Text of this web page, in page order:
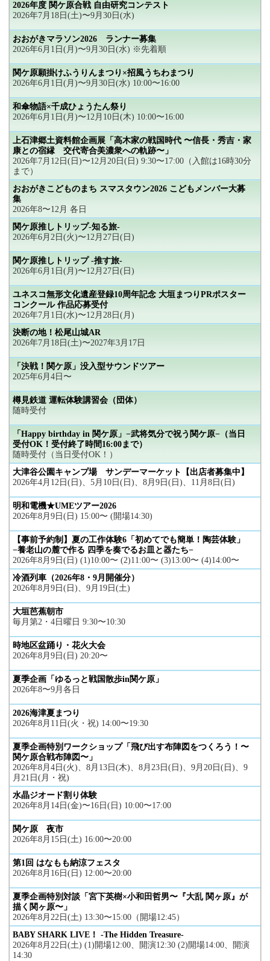
2026年度 関ケ原合戦 自由研究コンテスト
2026年7月18日(土)〜9月30日(水)
おおがきマラソン2026 ランナー募集
2026年6月1日(月)〜9月30日(水) ※先着順
関ケ原願掛けふうりんまつり×招風うちわまつり
2026年6月1日(月)〜9月30日(水) 10:00〜16:00
和傘物語×千成ひょうたん祭り
2026年6月1日(月)〜12月10日(木) 10:00〜16:00
上石津郷土資料館企画展「高木家の戦国時代 〜信長・秀吉・家
康との宿縁 交代寄合美濃衆への軌跡〜」
2026年7月12日(日)〜12月20日(日) 9:30〜17:00（入館は16時30分
まで）
おおがきこどものまち スマスタウン2026 こどもメンバー大募
集
2026年8〜12月 各日
関ケ原推しトリップ-知る旅-
2026年6月2日(火)〜12月27日(日)
関ケ原推しトリップ -推す旅-
2026年6月1日(月)〜12月27日(日)
ユネスコ無形文化遺産登録10周年記念 大垣まつりPRポスター
コンクール 作品応募受付
2026年7月1日(水)〜12月28日(月)
決断の地！松尾山城AR
2026年7月18日(土)〜2027年3月17日
「決戦！関ケ原」没入型サウンドツアー
2025年6月4日〜
樽見鉄道 運転体験講習会（団体）
随時受付
「Happy birthday in 関ケ原」−武将気分で祝う関ケ原−（当日
受付OK！受付終了時間16:00まで）
随時受付（当日受付OK！）
大津谷公園キャンプ場 サンデーマーケット【出店者募集中】
2026年4月12日(日)、5月10日(日)、8月9日(日)、11月8日(日)
明和電機★UMEツアー2026
2026年8月9日(日) 15:00〜 (開場14:30)
【事前予約制】夏の工作体験6「初めてでも簡単！陶芸体験」
−養老山の麓で作る 四季を奏でるお皿と器たち−
2026年8月9日(日) (1)10:00〜 (2)11:00〜 (3)13:00〜 (4)14:00〜
冷酒列車（2026年8・9月開催分）
2026年8月9日(日)、9月19日(土)
大垣芭蕉朝市
毎月第2・4日曜日 9:30〜10:30
時地区盆踊り・花火大会
2026年8月9日(日) 20:20〜
夏季企画「ゆるっと戦国散歩in関ケ原」
2026年8〜9月各日
2026海津夏まつり
2026年8月11日(火・祝) 14:00〜19:30
夏季企画特別ワークショップ「飛び出す布陣図をつくろう！〜
関ケ原合戦布陣図〜」
2026年8月4日(火)、8月13日(木)、8月23日(日)、9月20日(日)、9
月21日(月・祝)
水晶ジオード割り体験
2026年8月14日(金)〜16日(日) 10:00〜17:00
関ケ原 夜市
2026年8月15日(土) 16:00〜20:00
第1回 はなもも納涼フェスタ
2026年8月16日(日) 12:00〜20:00
夏季企画特別対談「宮下英樹×小和田哲男〜『大乱 関ヶ原』が
描く関ヶ原〜」
2026年8月22日(土) 13:30〜15:00（開場12:45）
BABY SHARK LIVE！ -The Hidden Treasure-
2026年8月22日(土) (1)開場12:00、開演12:30 (2)開場14:00、開演
14:30